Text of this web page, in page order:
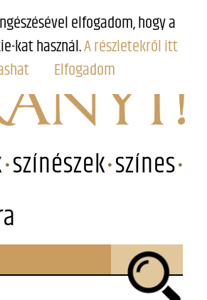
színészek színes
elfogadom, hogy a
kat használ.A részletekről itt
Elfogadom